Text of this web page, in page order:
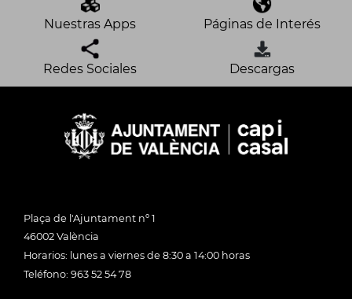
Nuestras Apps Páginas de Interés
Redes Sociales Descargas
Plaça de l'Ajuntament nº 1
46002 València
Horarios: lunes a viernes de 8:30 a 14:00 horas
Teléfono: 963 52 54 78